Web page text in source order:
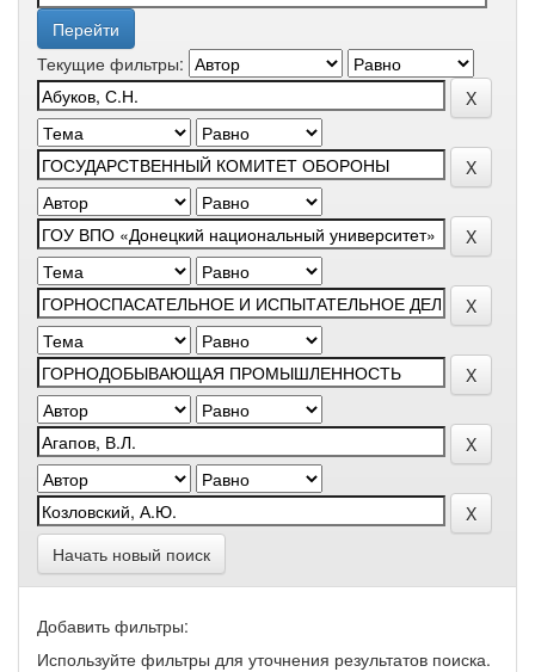
Текущие фильтры:
Начать новый поиск
Добавить фильтры:
Используйте фильтры для уточнения результатов поиска.